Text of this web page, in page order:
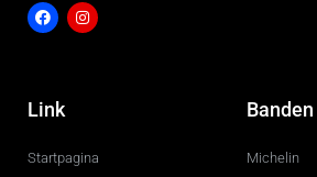
c
e
o
g
r
Link
Startpagina
Banden
Michelin